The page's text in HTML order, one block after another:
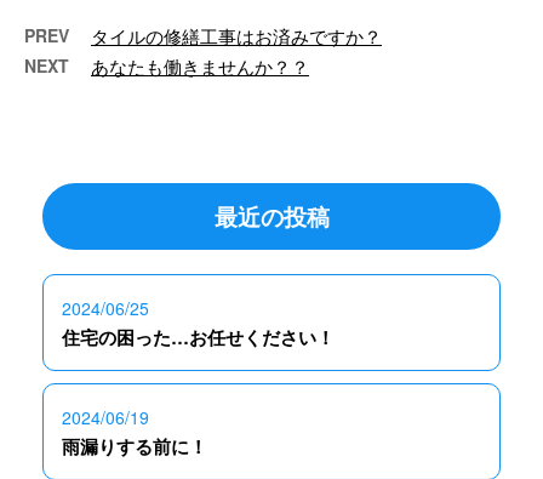
PREV タイルの修繕工事はお済みですか？
NEXT あなたも働きませんか？？
最近の投稿
2024/06/25
住宅の困った…お任せください！
2024/06/19
雨漏りする前に！